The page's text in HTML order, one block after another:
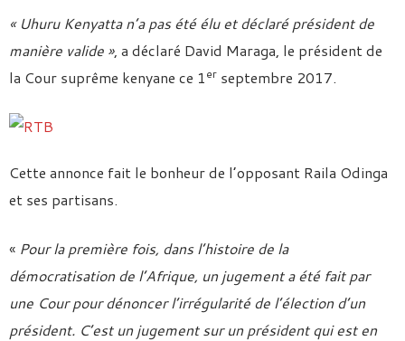
« Uhuru Kenyatta n’a pas été élu et déclaré président de
manière valide », a déclaré David Maraga, le président de
la Cour suprême kenyane ce 1er septembre 2017.
Cette annonce fait le bonheur de l’opposant Raila Odinga
et ses partisans.
« Pour la première fois, dans l’histoire de la
démocratisation de l’Afrique, un jugement a été fait par
une Cour pour dénoncer l’irrégularité de l’élection d’un
président. C’est un jugement sur un président qui est en